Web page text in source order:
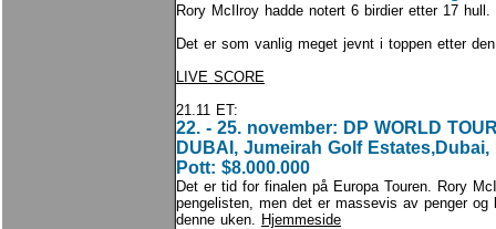
Rory McIlroy hadde notert 6 birdier etter 17 hull.
Det er som vanlig meget jevnt i toppen etter
LIVE SCORE
21.11 ET:
22. - 25. november: DP WORLD
DUBAI, Jumeirah Golf
Pott: $8.000.000
Det er tid for finalen på Europa Touren. Rory
pengelisten, men det er massevis av penger
denne uken. Hjemmeside